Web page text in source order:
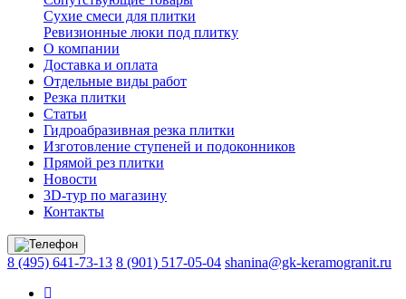
Сухие смеси для плитки
Ревизионные люки под плитку
О компании
Доставка и оплата
Отдельные виды работ
Резка плитки
Статьи
Гидроабразивная резка плитки
Изготовление ступеней и подоконников
Прямой рез плитки
Новости
3D-тур по магазину
Контакты
8 (495) 641-73-13 8 (901) 517-05-04 shanina@gk-keramogranit.ru